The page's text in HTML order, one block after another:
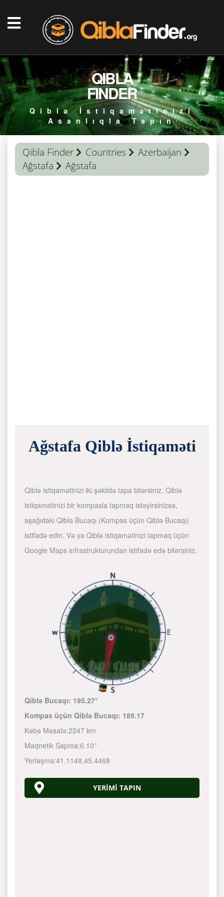
QIBLA
FINDER
Qiblə İstiqamətinizi
Asanlıqla Tapın
Qibla Finder Countries
Azerbaijan
Ağstafa
Ağstafa
Ağstafa Qiblə İstiqaməti
Qiblə istiqamətinizi iki şəkildə tapa bilərsiniz. Qiblə
istiqamətinizi bir kompasla tapmaq istəyirsinizsə,
aşağıdakı Qiblə Bucaqı (Kompas üçün Qiblə Bucaqı)
istifadə edin. Və ya Qiblə istiqamətinizi tapmaq üçün
Google Maps infrastrukturundan istifadə edə bilərsiniz.
Qiblə Bucaqı: 195.27°
Kompas üçün Qiblə Bucaqı: 189.17
Kəbə Məsafə:2247 km
Maqnetik Sapma:6.10°
Yerləşmə:41.1148,45.4468
YERIMI TAPIN